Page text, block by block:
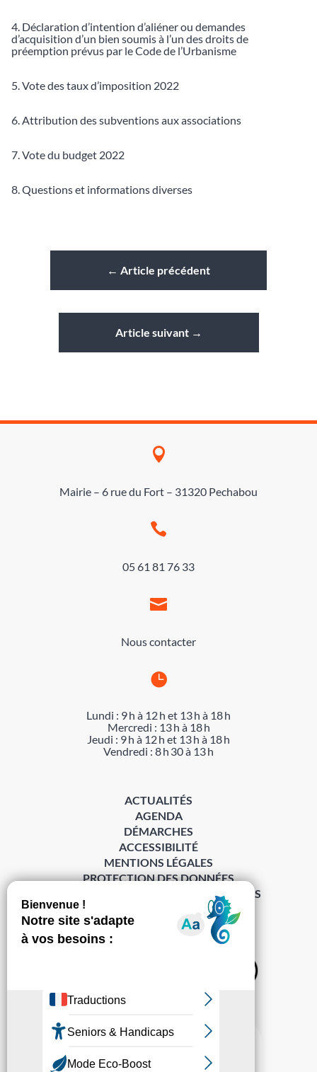
4. Déclaration d’intention d’aliéner ou demandes
d’acquisition d’un bien soumis à l’un des droits de
préemption prévus par le Code de l’Urbanisme
5. Vote des taux d’imposition 2022
6. Attribution des subventions aux associations
7. Vote du budget 2022
8. Questions et informations diverses
← Article précédent
Article suivant→

Mairie – 6 rue du Fort – 31320 Pechabou

05 61 81 76 33

Nous contacter

Lundi : 9 h à 12 h et 13 h à 18 h
Mercredi : 13 h à 18 h
Jeudi : 9 h à 12 h et 13 h à 18 h
Vendredi : 8 h 30 à 13 h
S’abonner à la Gazette ›
ACTUALITÉS
AGENDA
DÉMARCHES
ACCESSIBILITÉ
MENTIONS LÉGALES
PROTECTION DES DONNÉES
POLITIQUE DE GESTION DES COOKIES